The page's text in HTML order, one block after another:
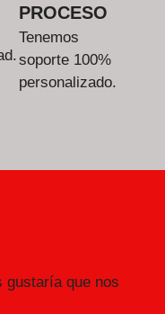
PROCESO
Tenemos
soporte 100%
personalizado.
gustaría que nos